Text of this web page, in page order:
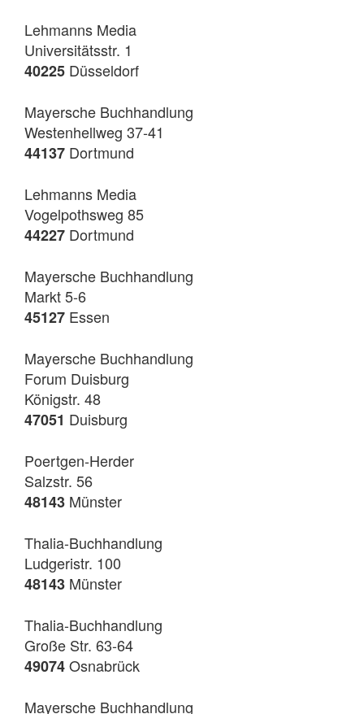
Lehmanns Media
Universitätsstr. 1
40225 Düsseldorf
Mayersche Buchhandlung
Westenhellweg 37-41
44137 Dortmund
Lehmanns Media
Vogelpothsweg 85
44227 Dortmund
Mayersche Buchhandlung
Markt 5-6
45127 Essen
Mayersche Buchhandlung
Forum Duisburg
Königstr. 48
47051 Duisburg
Poertgen-Herder
Salzstr. 56
48143 Münster
Thalia-Buchhandlung
Ludgeristr. 100
48143 Münster
Thalia-Buchhandlung
Große Str. 63-64
49074Osnabrück
Mayersche Buchhandlung